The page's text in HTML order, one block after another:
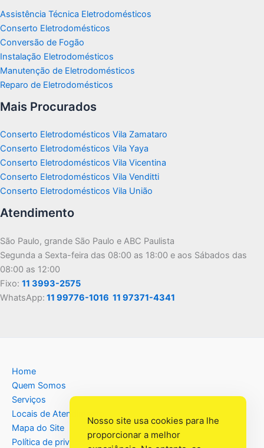
Assistência Técnica Eletrodomésticos
Conserto Eletrodomésticos
Conversão de Fogão
Instalação Eletrodomésticos
Manutenção de Eletrodomésticos
Reparo de Eletrodomésticos
Mais Procurados
Conserto Eletrodomésticos Vila Zamataro
Conserto Eletrodomésticos Vila Yaya
Conserto Eletrodomésticos Vila Vicentina
Conserto Eletrodomésticos Vila Venditti
Conserto Eletrodomésticos Vila União
Atendimento
São Paulo, grande São Paulo e ABC Paulista
Segunda a Sexta-feira das 08:00 as 18:00 e aos Sábados das
08:00 as 12:00
Fixo: 11 3993-2575
WhatsApp: 11 99776-1016 11 97371-4341
Home
Quem Somos
Serviços
Locais de Atendimento
Mapa do Site
Política de privacidade
Nosso site usa cookies para lhe
proporcionar a melhor